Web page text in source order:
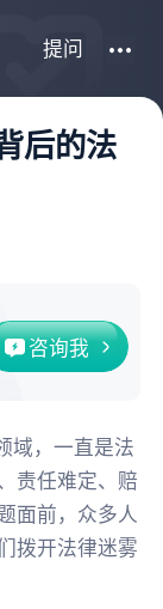
提问
后的法
咨询我
域，一直是法
责任难定、赔
面前，众多人
拨开法律迷雾